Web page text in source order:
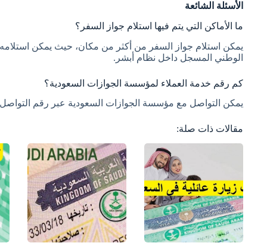
الأسئلة الشائعة
ما الأماكن التي يتم فيها استلام جواز السفر؟
يمكن استلام جواز السفر من أكثر من مكان، حيث يمكن
الوطني المسجل داخل نظام أبشر.
كم رقم خدمة العملاء لمؤسسة الجوازات السعودية؟
يمكن التواصل مع مؤسسة الجوازات السعودية عبر رقم التواصل
مقالات ذات صلة: